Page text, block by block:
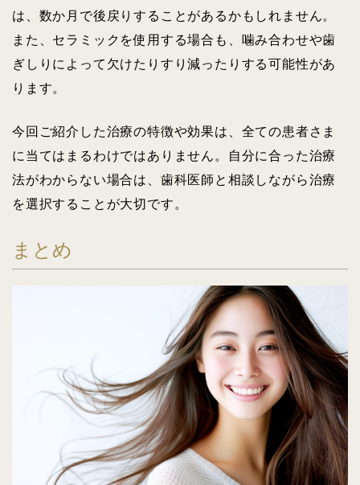
は、数か月で後戻りすることがあるかもしれません。
また、セラミックを使用する場合も、噛み合わせや歯
ぎしりによって欠けたりすり減ったりする可能性があ
ります。
今回ご紹介した治療の特徴や効果は、全ての患者さま
に当てはまるわけではありません。自分に合った治療
法がわからない場合は、歯科医師と相談しながら治療
を選択することが大切です。
まとめ